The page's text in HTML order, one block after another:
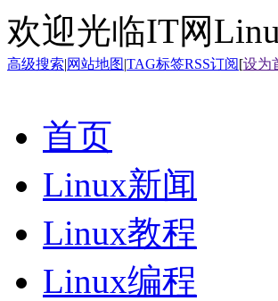
欢迎光临IT网
高级搜索|网站地图|TAG标签RSS订阅[设为
首页
Linux新闻
Linux教程
Linux编程